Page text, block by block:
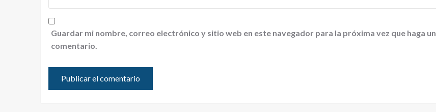
Guardar mi nombre, correo electrónico y sitio web en este navegador para la próxima vez que haga un
comentario.